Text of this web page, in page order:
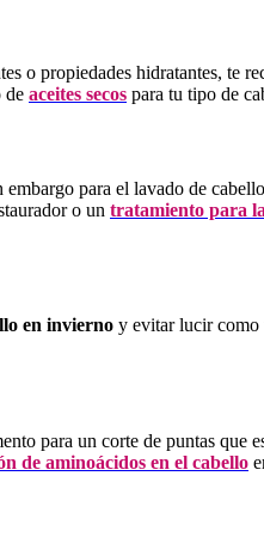
o propiedades hidratantes, te
de aceites secos para tu tipo de
para el lavado de
o un tratamiento para
en invierno y evitar lucir como
para un corte de puntas que
de aminoácidos en el cabello